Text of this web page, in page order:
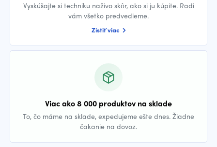
Vyskúšajte si techniku naživo skôr, ako si ju kúpite. Radi
vám všetko predvedieme.
Zistiť viac
Viac ako 8 000 produktov na sklade
To, čo máme na sklade, expedujeme ešte dnes. Žiadne
čakanie na dovoz.